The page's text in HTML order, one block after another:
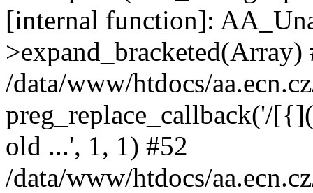
[internal function]:
>expand_bracketed(Array)
/data/www/htdocs/
preg_replace_callback('/
old ...', 1, 1) #52
/data/www/htdocs/